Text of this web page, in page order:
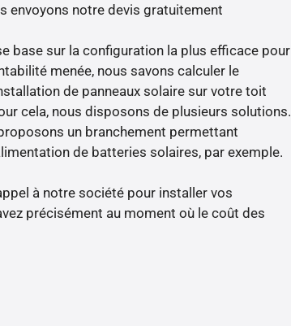
envoyons notre devis gratuitement
base sur la configuration la plus efficace pour
menée, nous savons calculer le
de panneaux solaire sur votre toit
cela, nous disposons de plusieurs solutions.
un branchement permettant
de batteries solaires, par exemple.
à notre société pour installer vos
précisément au moment où le coût des